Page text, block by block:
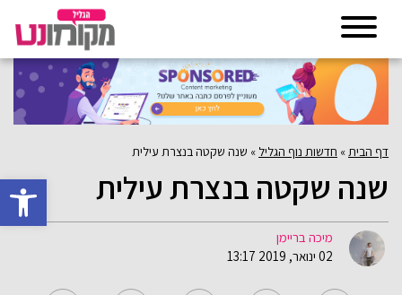
פתח
דף הבית » חדשות נוף הגליל » שנה שקטה בנצרת עילית
שנה שקטה בנצרת עילית
מיכה בריימן
02 ינואר, 2019 13:17